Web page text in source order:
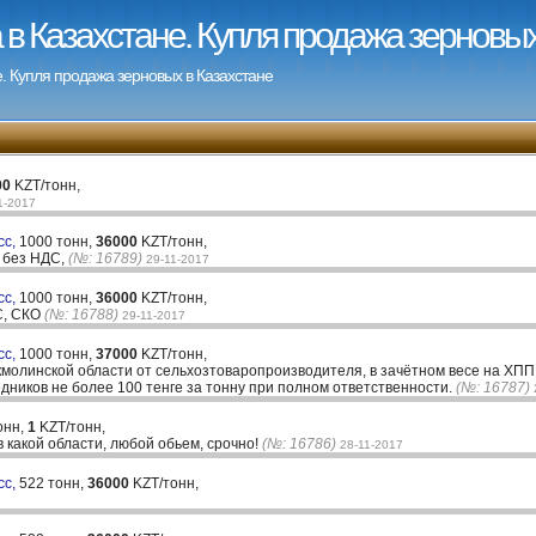
Казахстане. Купля продажа
Купля продажа зерновых в Казахстане
KZT/тонн,
2017
1000 тонн, 36000 KZT/тонн,
без НДС, (№: 16789) 29-11-2017
1000 тонн, 36000 KZT/тонн,
СКО (№: 16788) 29-11-2017
1000 тонн, 37000 KZT/тонн,
области от сельxозтоваропроизводителя, в зачётном весе на
не более 100 тенге за тонну при полном ответственности. (№: 16787)
1 KZT/тонн,
какой области, любой обьем, срочно! (№: 16786) 28-11-2017
522 тонн, 36000 KZT/тонн,